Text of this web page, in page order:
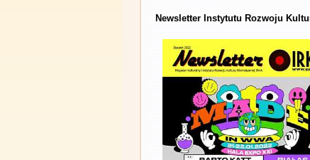
Newsletter Instytutu Rozwoju